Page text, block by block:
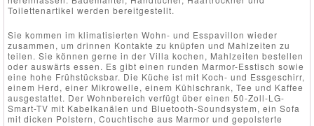
Toilettenartikel werden bereitgestellt.
Sie kommen im klimatisierten Wohn- und Esspavillon wieder
zusammen, um drinnen Kontakte zu knüpfen und Mahlzeiten zu
teilen. Sie können gerne in der Villa kochen, Mahlzeiten bestellen
oder auswärts essen. Es gibt einen runden Marmor-Esstisch sowie
eine hohe Frühstücksbar. Die Küche ist mit Koch- und Essgeschirr,
einem Herd, einer Mikrowelle, einem Kühlschrank, Tee und Kaffee
ausgestattet. Der Wohnbereich verfügt über einen 50-Zoll-LG-
Smart-TV mit Kabelkanälen und Bluetooth-Soundsystem, ein Sofa
mit dicken Polstern, Couchtische aus Marmor und gepolsterte